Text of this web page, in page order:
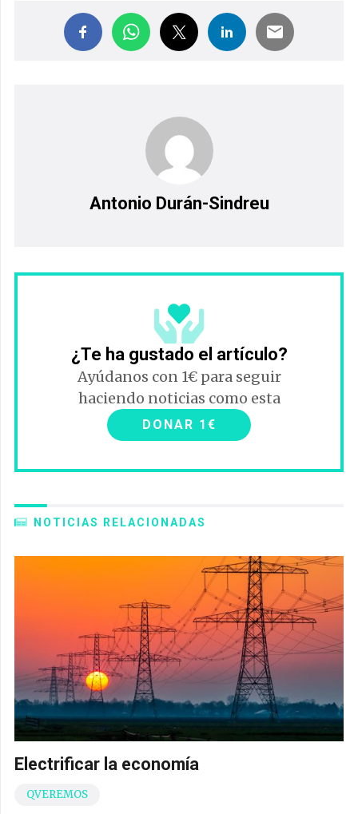
Antonio Durán-Sindreu
¿Te ha gustado el artículo?
Ayúdanos con 1€ para seguir
haciendo noticias como esta
DONAR 1€
NOTICIAS RELACIONADAS
Electrificar la economía
QVEREMOS